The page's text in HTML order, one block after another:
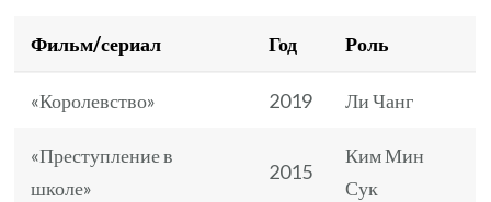
Фильм/сериал Год Роль
«Королевство» 2019 Ли Чанг
«Преступление в
школе»
2015
Ким Мин
Сук